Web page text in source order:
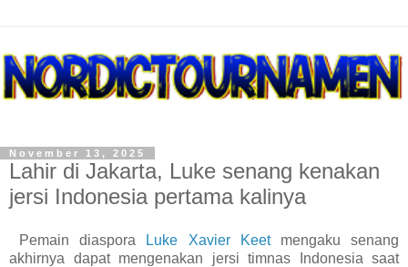
November 13, 2025
Lahir di Jakarta, Luke senang kenakan
jersi Indonesia pertama kalinya
Pemain diaspora Luke Xavier Keet mengaku senang
akhirnya dapat mengenakan jersi timnas Indonesia saat